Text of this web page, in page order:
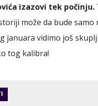
izazovi tek počinju.
može da bude samo
januara vidimo još
tog kalibra!